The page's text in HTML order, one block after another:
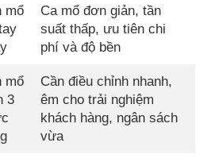
mổ
Ca mổ đơn giản, tần
suất thấp, ưu tiên chi
phí và độ bền
mổ
3
Cần điều chỉnh nhanh,
êm cho trải nghiệm
khách hàng, ngân sách
vừa